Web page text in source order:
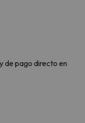
de pago directo en